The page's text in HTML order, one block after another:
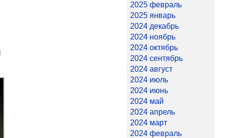
2025 февраль
2025 январь
2024 декабрь
2024 ноябрь
2024 октябрь
2024 сентябрь
2024 август
2024 июль
2024 июнь
2024 май
2024 апрель
2024 март
2024 февраль